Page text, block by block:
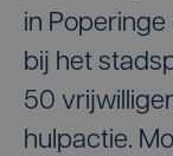
in
bij het
50
hulpactie.